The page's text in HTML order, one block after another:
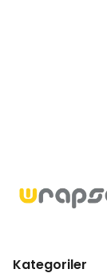
Kategoriler